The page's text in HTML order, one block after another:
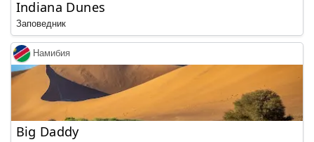
Indiana Dunes
Заповедник
Намибия
Big Daddy